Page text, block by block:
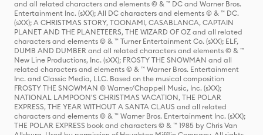
and all related characters and elements © & ™ DC and Warner Bros.
Entertainment Inc. (sXX); All DC characters and elements © & ™ DC.
(sXX); A CHRISTMAS STORY, TOONAMI, CASABLANCA, CAPTAIN
PLANET AND THE PLANETEERS, THE WIZARD OF OZ and all related
characters and elements © & ™ Turner Entertainment Co. (sXX); ELF,
DUMB AND DUMBER and all related characters and elements © & ™
New Line Productions, Inc. (sXX); FROSTY THE SNOWMAN and all
related characters and elements © & ™ Warner Bros. Entertainment
Inc. and Classic Media, LLC. Based on the musical composition
FROSTY THE SNOWMAN © Warner/Chappell Music, Inc. (sXX);
NATIONAL LAMPOON'S CHRISTMAS VACATION, THE POLAR
EXPRESS, THE YEAR WITHOUT A SANTA CLAUS and all related
characters and elements © & ™ Warner Bros. Entertainment Inc. (sXX);
THE POLAR EXPRESS book and characters © & ™ 1985 by Chris Van